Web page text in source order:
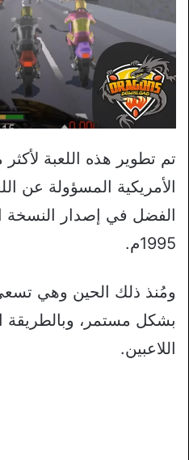
تم تطوير هذه اللعبة
الأمريكية المسؤولة عن
الفضل في إصدار النسخة
1995م.
ومُنذ ذلك الحين وهي
بشكل مستمر، وبالطريقة
اللاعبين.